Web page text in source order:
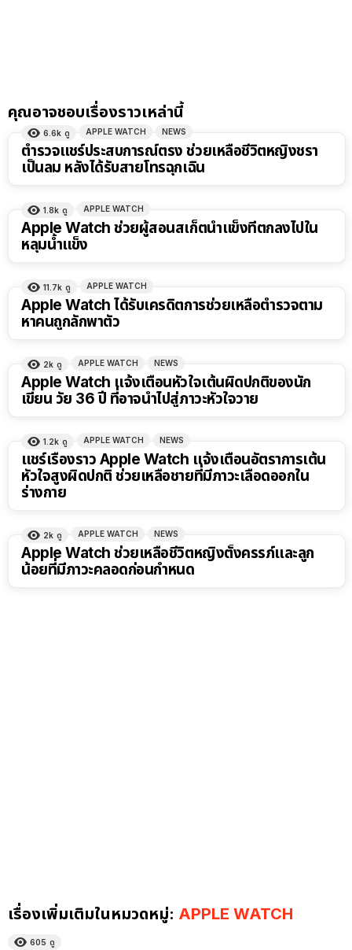
คุณอาจชอบเรื่องราวเหล่านี้
6.6k ดู APPLE WATCH NEWS
ตำรวจแชร์ประสบการณ์ตรง ช่วยเหลือชีวิตหญิงชรา
เป็นลม หลังได้รับสายโทรฉุกเฉิน
1.8k ดู APPLE WATCH
Apple Watch ช่วยผู้สอนสเก็ตน้ำแข็งที่ตกลงไปใน
หลุมน้ำแข็ง
11.7k ดู APPLE WATCH
Apple Watch ได้รับเครดิตการช่วยเหลือตำรวจตาม
หาคนถูกลักพาตัว
2k ดู APPLE WATCH NEWS
Apple Watch แจ้งเตือนหัวใจเต้นผิดปกติของนัก
เขียน วัย 36 ปี ที่อาจนำไปสู่ภาวะหัวใจวาย
1.2k ดู APPLE WATCH NEWS
แชร์เรื่องราว Apple Watch แจ้งเตือนอัตราการเต้น
หัวใจสูงผิดปกติ ช่วยเหลือชายที่มีภาวะเลือดออกใน
ร่างกาย
2k ดู APPLE WATCH NEWS
Apple Watch ช่วยเหลือชีวิตหญิงตั้งครรภ์และลูก
น้อยที่มีภาวะคลอดก่อนกำหนด
เรื่องเพิ่มเติมในหมวดหมู่: APPLE WATCH
605 ดู